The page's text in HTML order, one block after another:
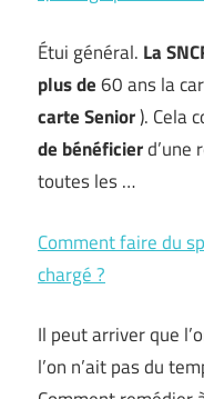
Étui général. La
plusde60 ans la
carte Senior). Cela
de bénéficierd’une
toutes les …
Comment faire du
chargé ?
Il peut arriver que
l’on n’ait pas du